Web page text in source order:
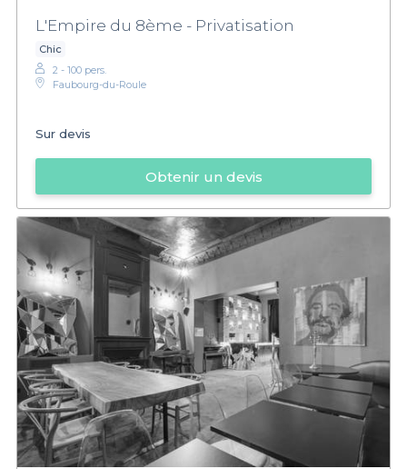
L'Empire du 8ème - Privatisation
Chic
2 - 100 pers.
Faubourg-du-Roule
Sur devis
Obtenir un devis